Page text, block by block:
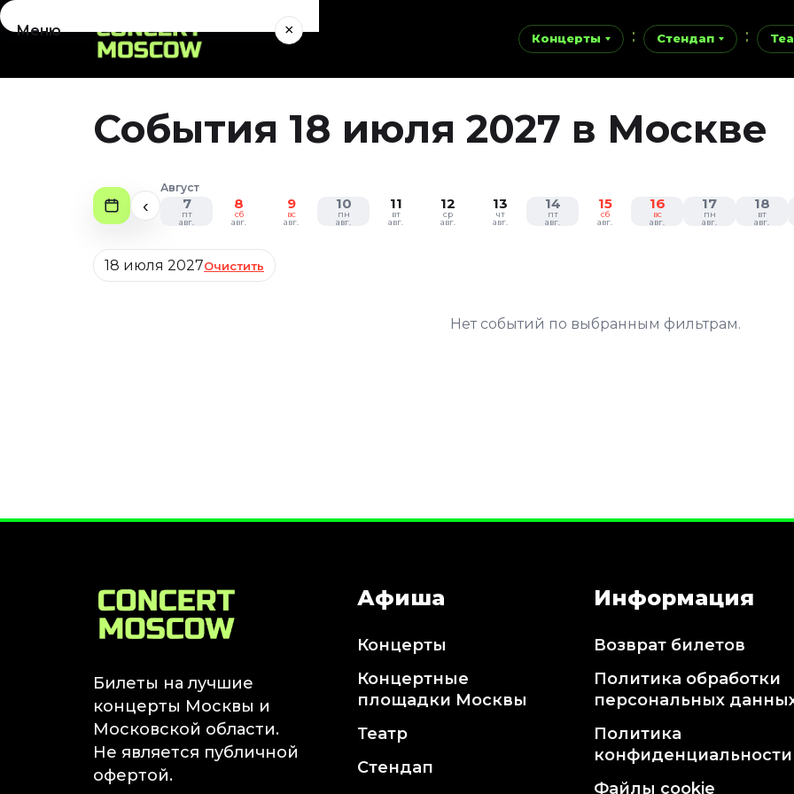
Концерты Стендап
Меню ×
Концерты
Сентябрь 2026
Декабрь 2026
Январь 2027
Декабрь 2026
Январь 2027
Экскурсии
Сентябрь 2026
События 18 июля 2027 в Москве
‹
Август
7
пт
авг.
8
сб
авг.
9
вс
авг.
10
пн
авг.
11
вт
авг.
12
ср
авг.
13
чт
авг.
14
пт
авг.
15
сб
авг.
16
вс
авг.
17
пн
авг.
18
вт
авг.
Дата
18 июля 2027Очистить
Нет событий по выбранным фильтрам.
Билеты на лучшие
концерты Москвы и
Московской области.
Не является публичной
офертой.
Афиша
Концерты
Концертные
площадки Москвы
Театр
Стендап
Информация
Возврат билетов
Политика обработки
персональных
Политика
конфиденциальности
Файлы cookie